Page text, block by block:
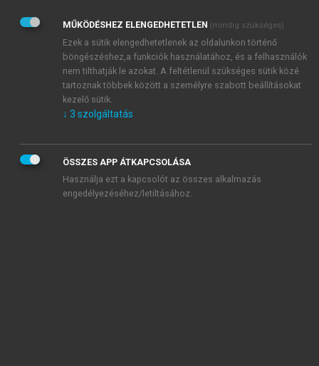
Adatkezelési tájékoztatóbanfoglaltakat tudomásul
veszem és elfogadom.
Általános vásárlási feltételeket, valamint a szotar.netés a
mersz.huoldalak licencszerződéseiben foglaltakat
tudomásul veszem és elfogadom.
KIPRÓBÁLOM
MŰKÖDÉSHEZ ELENGEDHETETLEN (mindig szükséges)
Ezek a sütik elengedhetetlenek az oldalunkon történő
böngészéshez,a funkciók használatához, és a felhasználók
nem tilthatják le azokat. A feltétlenül szükséges sütik közé
tartoznak többek között a személyre szabott beállításokat
kezelő sütik.
↓ 3 szolgáltatás
ÖSSZES APP ÁTKAPCSOLÁSA
Használja ezt a kapcsolót az összes alkalmazás
engedélyezéséhez/letiltásához.